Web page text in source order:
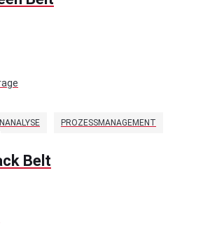
PROZESSMANAGEMENT
Belt